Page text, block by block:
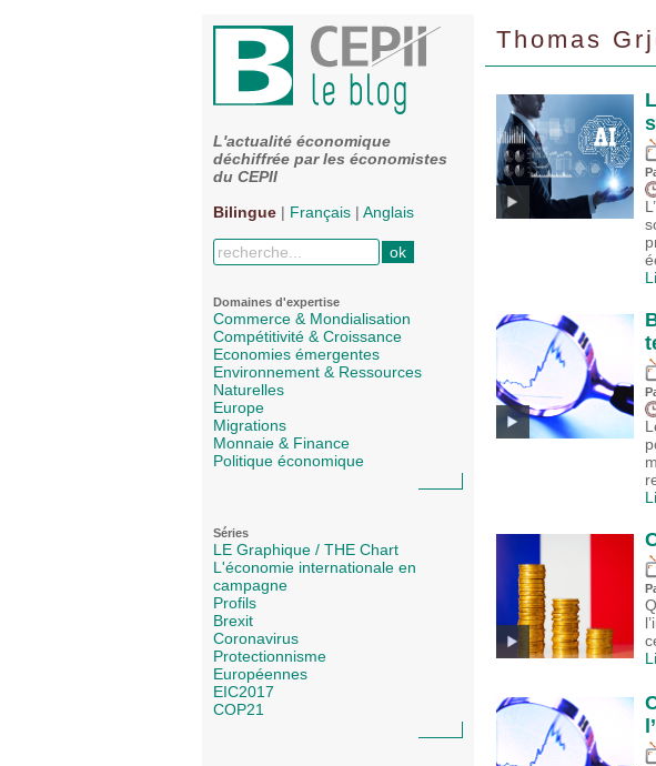
L'actualité économique
déchiffrée par les économistes
du CEPII
Bilingue | Français | Anglais
Domaines d'expertise
Commerce & Mondialisation
Compétitivité & Croissance
Economies émergentes
Environnement & Ressources
Naturelles
Europe
Migrations
Monnaie & Finance
Politique économique
Séries
LE Graphique / THE Chart
L'économie internationale en
campagne
Profils
Brexit
Coronavirus
Protectionnisme
Européennes
EIC2017
COP21
Thomas